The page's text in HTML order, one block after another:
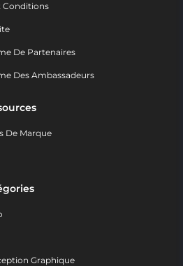
Conditions
De Partenaires
Des Ambassadeurs
De Marque
Graphique